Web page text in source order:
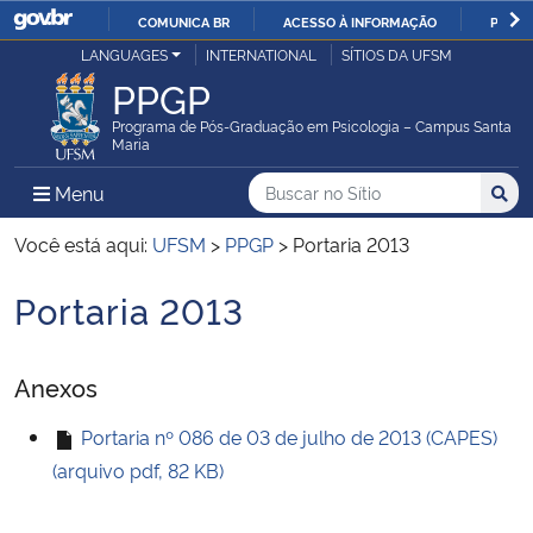
IR
O
COMUNICA BR ACESSO À INFORMAÇÃO
Ministério da Justiça e Segurança Pública
Ministério da Defesa
Ministério das Relações Exteriores
Ministério da Economia
Ministério da Agricultura, Pecuária e Abastecimento
Ministério da Educação
LANGUAGES INTERNATIONAL SÍTIOS DA UFSM
PPGP
Programa de Pós-Graduação em Psicologia – Campus Santa
Maria
Menu Menu Principal do Sítio
Busca
Buscar no no Sítio
Busca:
Você está aqui: UFSM > PPGP > Portaria 2013
Início do conteúdo
Portaria 2013
Anexos
Portaria nº 086 de 03 de julho de 2013 (CAPES)
(arquivo pdf, 82 KB)